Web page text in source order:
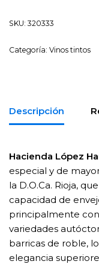
SKU: 320333
Categoría: Vinos tintos
Descripción
Hacienda López
especial y de
la D.O.Ca. Rioja,
capacidad de
principalmente
variedades
barricas de roble,
elegancia